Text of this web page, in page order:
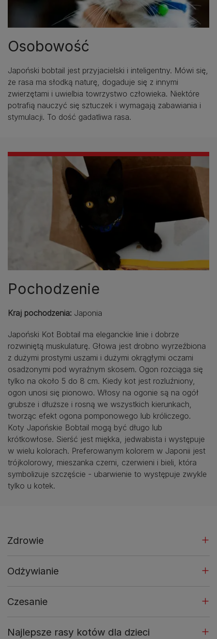
Osobowość
Japoński bobtail jest przyjacielski i inteligentny. Mówi się,
że rasa ma słodką naturę, dogaduje się z innymi
zwierzętami i uwielbia towrzystwo człowieka. Niektóre
potrafią nauczyć się sztuczek i wymagają zabawiania i
stymulacji. To dość gadatliwa rasa.
Pochodzenie
Kraj pochodzenia: Japonia
Japoński Kot Bobtail ma eleganckie linie i dobrze
rozwiniętą muskulaturę. Głowa jest drobno wyrzeźbiona
z dużymi prostymi uszami i dużymi okrągłymi oczami
osadzonymi pod wyraźnym skosem. Ogon rozciąga się
tylko na około 5 do 8 cm. Kiedy kot jest rozluźniony,
ogon unosi się pionowo. Włosy na ogonie są na ogół
grubsze i dłuższe i rosną we wszystkich kierunkach,
tworząc efekt ogona pomponowego lub króliczego.
Koty Japońskie Bobtail mogą być długo lub
krótkowłose. Sierść jest miękka, jedwabista i występuje
w wielu kolorach. Preferowanym kolorem w Japonii jest
trójkolorowy, mieszanka czerni, czerwieni i bieli, która
symbolizuje szczęście - ubarwienie to występuje zwykle
tylko u kotek.
Zdrowie
Odżywianie
Czesanie
Najlepsze rasy kotów dla dzieci